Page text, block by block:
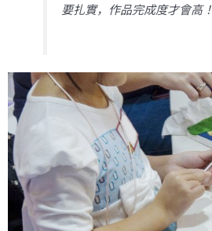
要扎實，作品完成度才會高！